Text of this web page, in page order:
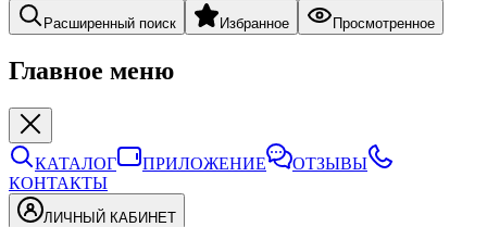
Расширенный поиск Избранное Просмотренное
Главное меню
КАТАЛОГ ПРИЛОЖЕНИЕ
ОТЗЫВЫ
КОНТАКТЫ
ЛИЧНЫЙ КАБИНЕТ